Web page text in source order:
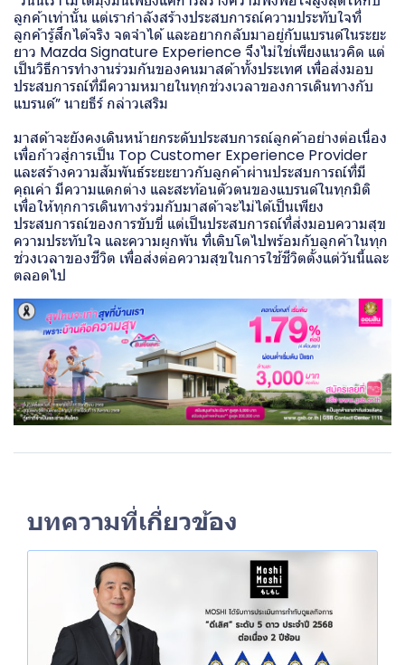
ลูกค้าเท่านั้น แต่เรากำลังสร้างประสบการณ์ความประทับใจที่
ลูกค้ารู้สึกได้จริง จดจำได้ และอยากกลับมาอยู่กับแบรนด์ในระยะ
ยาว Mazda Signature Experience จึงไม่ใช่เพียงแนวคิด แต่
เป็นวิธีการทำงานร่วมกันของคนมาสด้าทั้งประเทศ เพื่อส่งมอบ
ประสบการณ์ที่มีความหมายในทุกช่วงเวลาของการเดินทางกับ
แบรนด์” นายธีร์ กล่าวเสริม
มาสด้าจะยังคงเดินหน้ายกระดับประสบการณ์ลูกค้าอย่างต่อเนื่อง
เพื่อก้าวสู่การเป็น Top Customer Experience Provider
และสร้างความสัมพันธ์ระยะยาวกับลูกค้าผ่านประสบการณ์ที่มี
คุณค่า มีความแตกต่าง และสะท้อนตัวตนของแบรนด์ในทุกมิติ
เพื่อให้ทุกการเดินทางร่วมกับมาสด้าจะไม่ได้เป็นเพียง
ประสบการณ์ของการขับขี่ แต่เป็นประสบการณ์ที่ส่งมอบความสุข
ความประทับใจ และความผูกพัน ที่เติบโตไปพร้อมกับลูกค้าในทุก
ช่วงเวลาของชีวิต เพื่อส่งต่อความสุขในการใช้ชีวิตตั้งแต่วันนี้และ
ตลอดไป
บทความที่เกี่ยวข้อง